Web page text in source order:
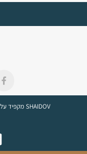
SHAIDOV מקפיד על תקן אבטחה SSL – לגלישה ורכישה בטוחים.